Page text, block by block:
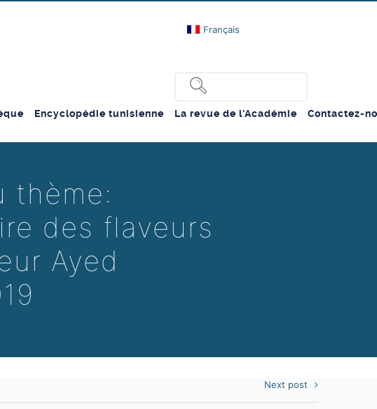
Français
Encyclopédie tunisienne La revue de l’Académie Contactez-
thème:
des flaveurs
Ayed
Next post